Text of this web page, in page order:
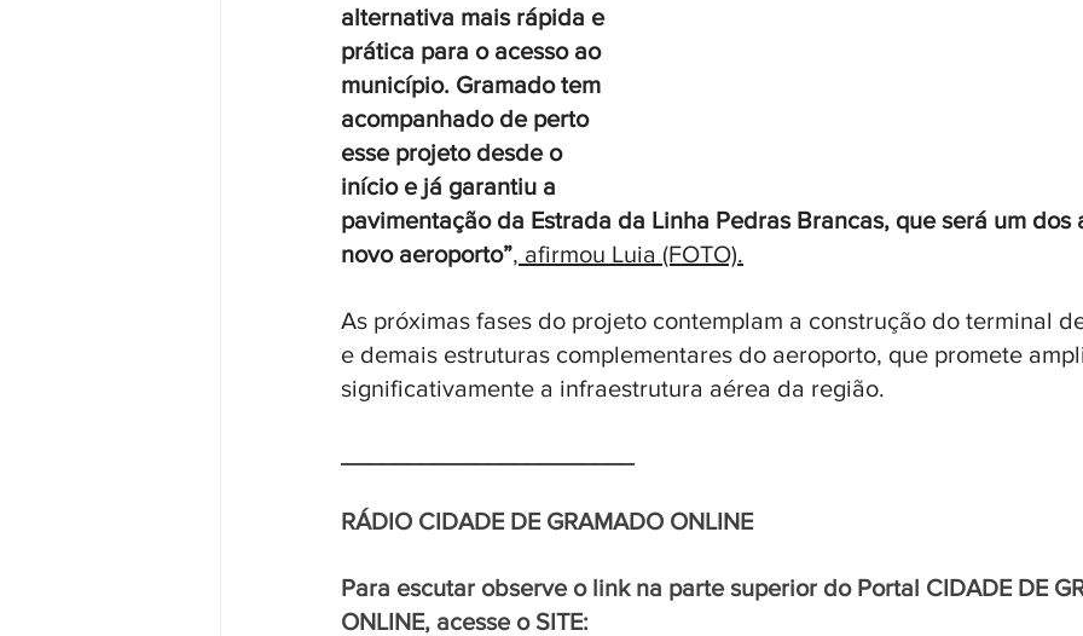
alternativa mais rápida e
prática para o acesso ao
município. Gramado tem
acompanhado de perto
esse projeto desde o
início e já garantiu a
pavimentação da Estrada da Linha Pedras Brancas, que será um dos
novo aeroporto”, afirmou Luia (FOTO).
As próximas fases do projeto contemplam a construção do terminal
e demais estruturas complementares do aeroporto, que promete
significativamente a infraestrutura aérea da região.
RÁDIO CIDADE DE GRAMADO ONLINE
Para escutar observe o link na parte superior do Portal CIDADE DE
ONLINE, acesse o SITE: